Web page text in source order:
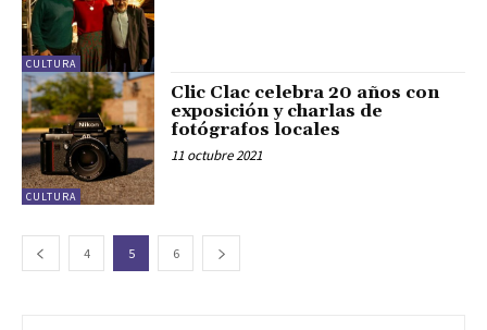
CULTURA
CULTURA
Clic Clac celebra 20 años con
exposición y charlas de
fotógrafos locales
11 octubre 2021
4 5 6